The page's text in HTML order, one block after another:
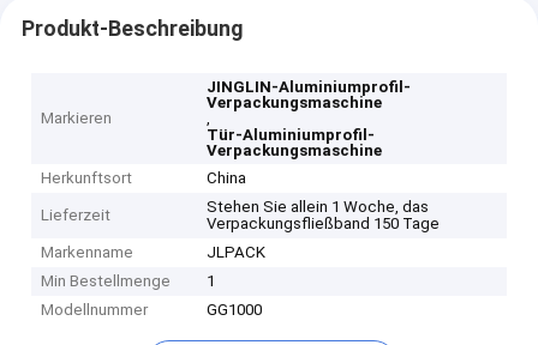
Produkt-Beschreibung
Markieren
JINGLIN-Aluminiumprofil-
Verpackungsmaschine
,
Tür-Aluminiumprofil-
Verpackungsmaschine
Herkunftsort
China
Lieferzeit
Stehen Sie allein 1 Woche, das
Verpackungsfließband 150 Tage
Markenname
JLPACK
Min Bestellmenge
1
Modellnummer
GG1000